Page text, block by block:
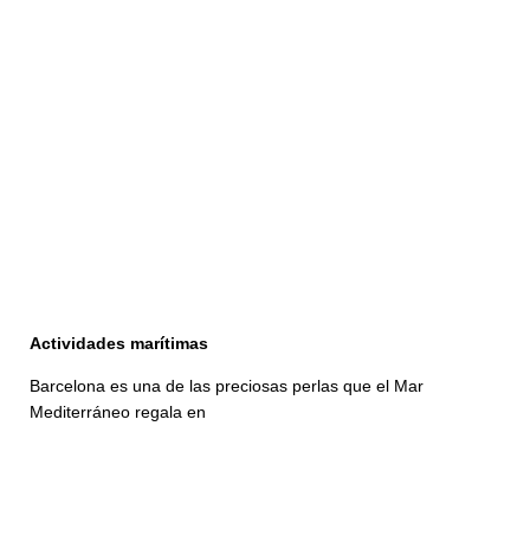
Actividades marítimas
Barcelona es una de las preciosas perlas que el Mar
Mediterráneo regala en